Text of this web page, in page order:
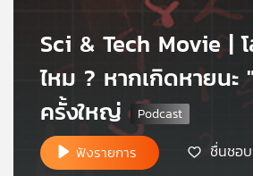
แผนที่
เครือ
Sci & Tech Movie |
ไหม ? หากเกิดหายนะ
ครั้งใหญ่
ฟังรายการ ชื่นชอบ